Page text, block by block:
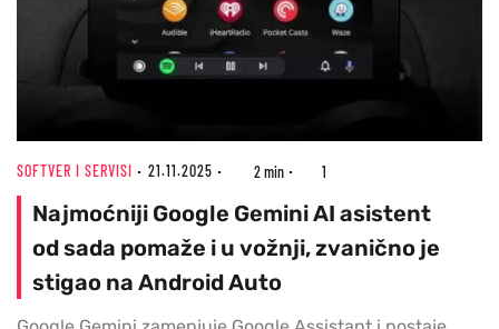
SOFTVER I SERVISI 21.11.2025 2 min 1
Najmoćniji Google Gemini AI asistent
od sada pomaže i u vožnji, zvanično je
stigao na Android Auto